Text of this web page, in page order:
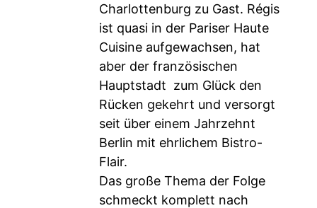
Charlottenburg zu Gast. Régis
ist quasi in der Pariser Haute
Cuisine aufgewachsen, hat
aber der französischen
Hauptstadt zum Glück den
Rücken gekehrt und versorgt
seit über einem Jahrzehnt
Berlin mit ehrlichem Bistro-
Flair.
Das große Thema der Folge
schmeckt komplett nach